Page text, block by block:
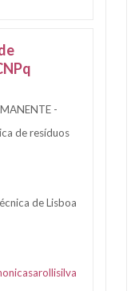
-
de resíduos
de Lisboa